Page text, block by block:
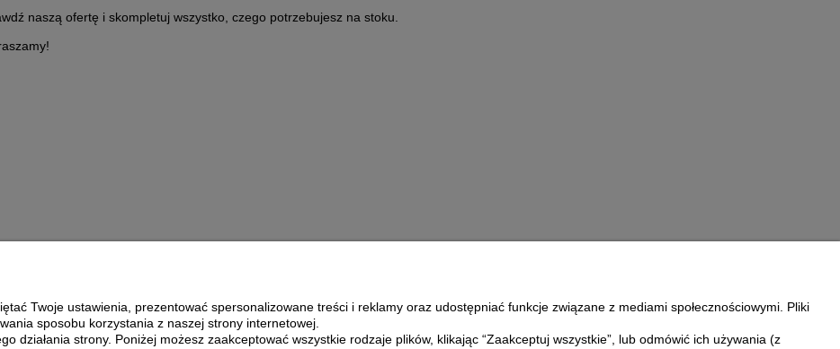
naszą ofertę i skompletuj wszystko, czego potrzebujesz na stoku.
Twoje ustawienia, prezentować spersonalizowane treści i reklamy oraz udostępniać funkcje związane z mediami społecznościowymi. Pliki
sposobu korzystania z naszej strony internetowej.
działania strony. Poniżej możesz zaakceptować wszystkie rodzaje plików, klikając “Zaakceptuj wszystkie”, lub odmówić ich używania (z